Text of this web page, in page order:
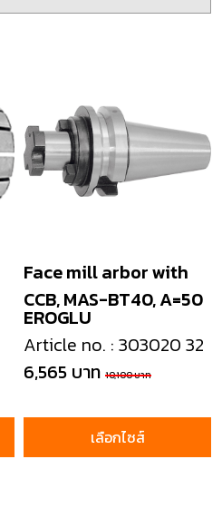
EROGLU
Face mill arbor with
CCB, MAS-BT40, A=50
Article no. : 303020 32
6,565 บาท 10,100 บาท
เลือกไซส์